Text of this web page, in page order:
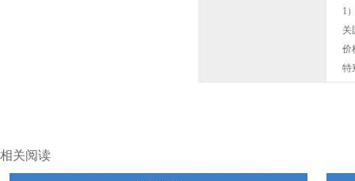
1
关
价
特
相关阅读